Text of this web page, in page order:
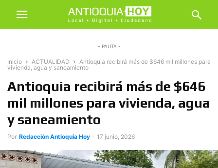
- PAUTA -
Inicio ACTUALIDAD
Antioquia recibirá más de $646 mil millones para
vivienda, agua y saneamiento
Antioquia recibirá más de $646
mil millones para vivienda, agua
y saneamiento
Por Redacción Antioquia Hoy - 17 junio, 2026